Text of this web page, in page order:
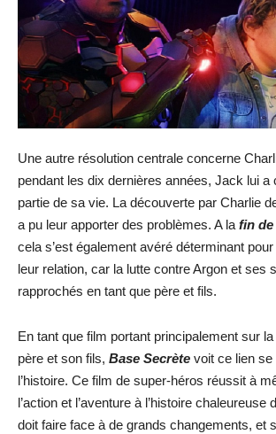
Une autre résolution centrale concerne
pendant les dix dernières années, Jack lui a
partie de sa vie. La découverte par Charlie
a pu leur apporter des problèmes. A la fin de
cela s’est également avéré déterminant pour
leur relation, car la lutte contre Argon et ses
rapprochés en tant que père et fils.
En tant que film portant principalement sur
père et son fils, Base Secrète voit ce lien
l’histoire. Ce film de super-héros réussit à
l’action et l’aventure à l’histoire chaleureuse
doit faire face à de grands changements, et